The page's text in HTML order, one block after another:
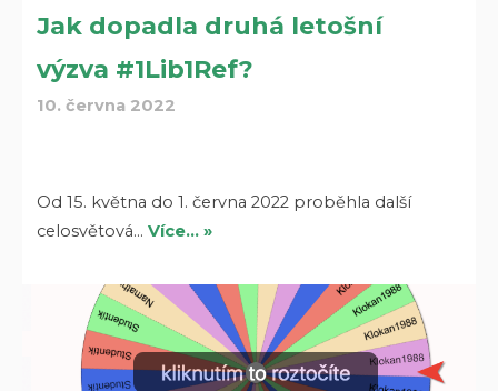
Jak dopadla druhá letošní
výzva #1Lib1Ref?
10. června 2022
Od 15. května do 1. června 2022 proběhla další
celosvětová…Více… »